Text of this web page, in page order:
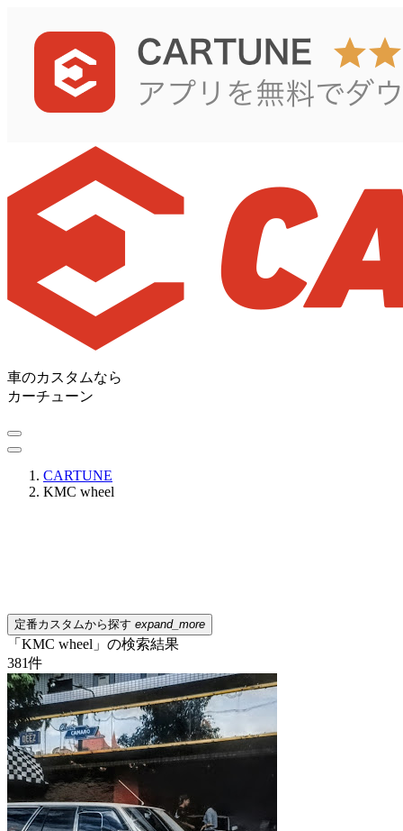
車のカスタムなら
カーチューン
CARTUNE
KMC wheel
定番カスタムから探す expand_more
「KMC wheel」の検索結果
381件